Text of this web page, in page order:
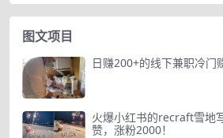
图文项目
日赚200+的线下兼职冷门
火爆小红书的recraft雪地
赞，涨粉2000！